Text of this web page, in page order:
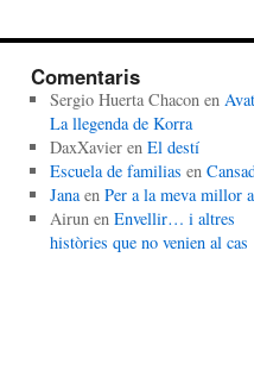
Comentaris
Sergio Huerta Chaconen
La llegenda de Korra
DaxXavieren El destí
Escuela de familias en
Janaen Per a la meva millor
Airunen Envellir… i altres
històries que no venien al cas